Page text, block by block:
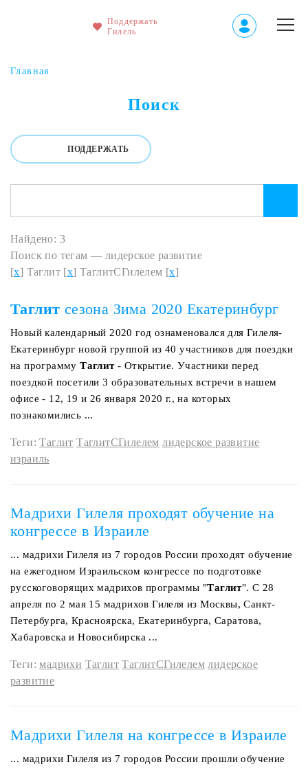
Поддержать
Гилель
Главная
Поиск
ПОДДЕРЖАТЬ
Найдено: 3
Поиск по тегам — лидерское развитие
[x] Таглит [x] ТаглитСГилелем [x]
Таглит сезона Зима 2020 Екатеринбург
Новый календарный 2020 год ознаменовался для Гилеля-
Екатеринбург новой группой из 40 участников для поездки
на программуТаглит- Открытие. Участники перед
поездкой посетили 3 образовательных встречи в нашем
офисе - 12, 19 и 26 января 2020 г., на которых
познакомились ...
Теги:Таглит ТаглитСГилелем лидерское развитие
израиль
Мадрихи Гилеля проходят обучение на
конгрессе в Израиле
... мадрихи Гилеля из 7 городов России проходят обучение
на ежегодном Израильском конгрессе по подготовке
русскоговорящих мадрихов программы "Таглит". С 28
апреля по 2 мая 15 мадрихов Гилеля из Москвы, Санкт-
Петербурга, Красноярска, Екатеринбурга, Саратова,
Хабаровска и Новосибирска ...
Теги:мадрихи Таглит ТаглитСГилелем лидерское
развитие
Мадрихи Гилеля на конгрессе в Израиле
... мадрихи Гилеля из 7 городов России прошли обучение